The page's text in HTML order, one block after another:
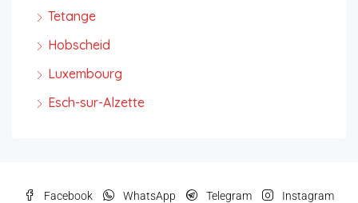
Tetange
Hobscheid
Luxembourg
Esch-sur-Alzette
Facebook WhatsApp Telegram Instagram